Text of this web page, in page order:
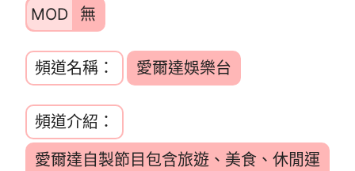
MOD
無
頻道名稱： 愛爾達娛樂台
頻道介紹：
愛爾達自製節目包含旅遊、美食、休閒運